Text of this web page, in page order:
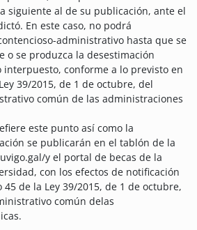
siguiente al de su publicación, ante el
En este caso, no podrá
administrativo hasta que se
o se produzca la desestimación
conforme a lo previsto en
39/2015, de 1 de octubre, del
común de las administraciones
este punto así como la
se publicarán en el tablón de la
y el portal de becas de la
con los efectos de notificación
de la Ley 39/2015, de 1 de octubre,
común delas